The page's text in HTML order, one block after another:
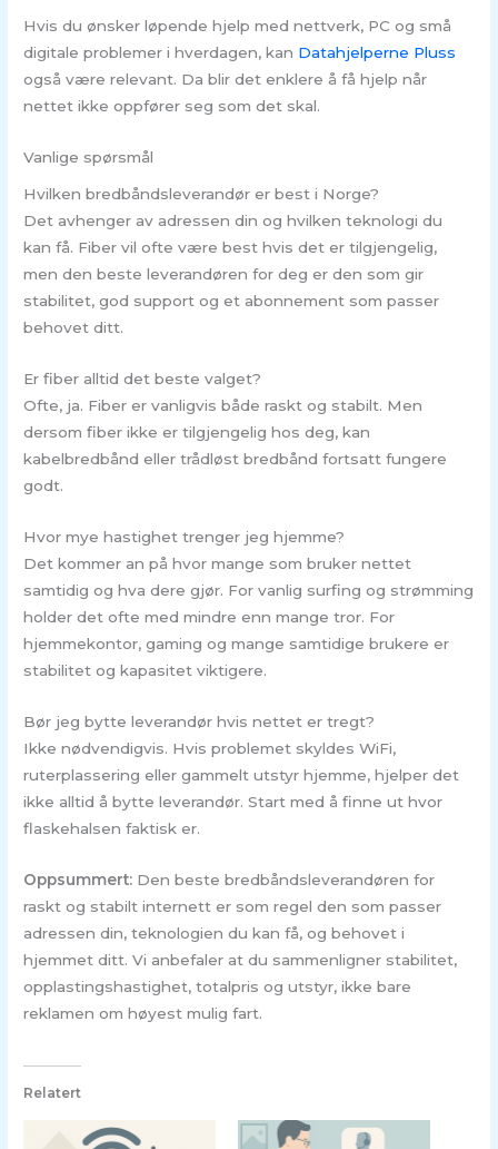
Hvis du ønsker løpende hjelp med nettverk, PC og små
digitale problemer i hverdagen, kan Datahjelperne Pluss
også være relevant. Da blir det enklere å få hjelp når
nettet ikke oppfører seg som det skal.
Vanlige spørsmål
Hvilken bredbåndsleverandør er best i Norge?
Det avhenger av adressen din og hvilken teknologi du
kan få. Fiber vil ofte være best hvis det er tilgjengelig,
men den beste leverandøren for deg er den som gir
stabilitet, god support og et abonnement som passer
behovet ditt.
Er fiber alltid det beste valget?
Ofte, ja. Fiber er vanligvis både raskt og stabilt. Men
dersom fiber ikke er tilgjengelig hos deg, kan
kabelbredbånd eller trådløst bredbånd fortsatt fungere
godt.
Hvor mye hastighet trenger jeg hjemme?
Det kommer an på hvor mange som bruker nettet
samtidig og hva dere gjør. For vanlig surfing og strømming
holder det ofte med mindre enn mange tror. For
hjemmekontor, gaming og mange samtidige brukere er
stabilitet og kapasitet viktigere.
Bør jeg bytte leverandør hvis nettet er tregt?
Ikke nødvendigvis. Hvis problemet skyldes WiFi,
ruterplassering eller gammelt utstyr hjemme, hjelper det
ikke alltid å bytte leverandør. Start med å finne ut hvor
flaskehalsen faktisk er.
Oppsummert: Den beste bredbåndsleverandøren for
raskt og stabilt internett er som regel den som passer
adressen din, teknologien du kan få, og behovet i
hjemmet ditt. Vi anbefaler at du sammenligner stabilitet,
opplastingshastighet, totalpris og utstyr, ikke bare
reklamen om høyest mulig fart.
Relatert